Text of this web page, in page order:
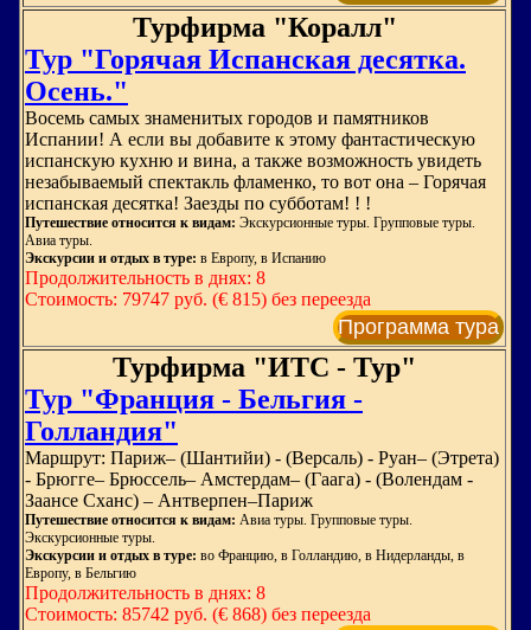
Турфирма "Коралл"
Тур "Горячая Испанская десятка.
Осень."
Восемь самых знаменитых городов и памятников
Испании! А если вы добавите к этому фантастическую
испанскую кухню и вина, а также возможность увидеть
незабываемый спектакль фламенко, то вот она – Горячая
испанская десятка! Заезды по субботам! ! !
Путешествие относится к видам: Экскурсионные туры. Групповые туры.
Авиа туры.
Экскурсии и отдых в туре: в Европу, в Испанию
Продолжительность в днях: 8
Стоимость: 79747 руб. (€ 815) без переезда
Программа тура
Турфирма "ИТС - Тур"
Тур "Франция - Бельгия -
Голландия"
Маршрут: Париж– (Шантийи) - (Версаль) - Руан– (Этрета)
- Брюгге– Брюссель– Амстердам– (Гаага) - (Волендам -
Заансе Сханс) – Антверпен–Париж
Путешествие относится к видам: Авиа туры. Групповые туры.
Экскурсионные туры.
Экскурсии и отдых в туре: во Францию, в Голландию, в Нидерланды, в
Европу, в Бельгию
Продолжительность в днях: 8
Стоимость: 85742 руб. (€ 868) без переезда